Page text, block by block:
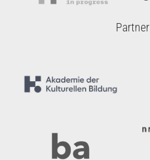
Partner